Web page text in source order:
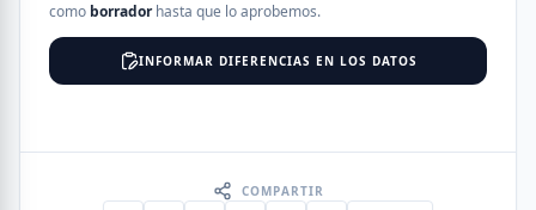
como borradorhasta que lo aprobemos.
INFORMAR DIFERENCIAS EN LOS DATOS
COMPARTIR